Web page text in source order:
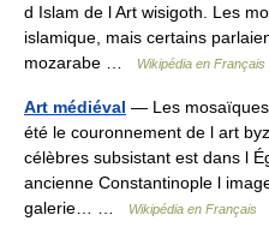
d Islam de l Art wisigoth. Les
islamique, mais certains
mozarabe …
Wikipédia en Français
Art médiéval — Les
été le couronnement de l art
célèbres subsistant est dans l
ancienne Constantinople l
galerie… …
Wikipédia en Français